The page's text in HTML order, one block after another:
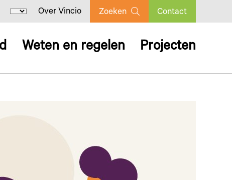
Over Vincio Zoeken Contact
Weten en regelen Projecten